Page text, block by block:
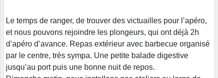
Le temps de ranger, de trouver des victuailles pour l’apéro,
et nous pouvons rejoindre les plongeurs, qui ont déjà 2h
d’apéro d’avance. Repas extérieur avec barbecue organisé
par le centre, très sympa. Une petite balade digestive
jusqu’au port puis une bonne nuit de repos.